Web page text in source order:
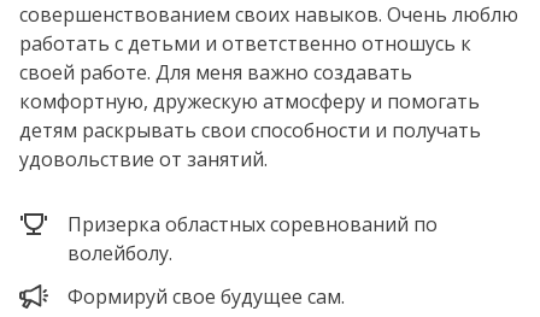
совершенствованием своих навыков. Очень люблю
работать с детьми и ответственно отношусь к
своей работе. Для меня важно создавать
комфортную, дружескую атмосферу и помогать
детям раскрывать свои способности и получать
удовольствие от занятий.
Призерка областных соревнований по
волейболу.
Формируй свое будущее сам.